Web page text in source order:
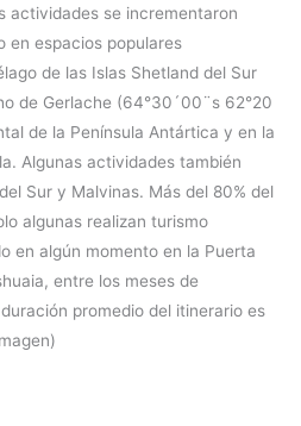
actividades se incrementaron
en espacios populares
de las Islas Shetland del Sur
de Gerlache (64°30´00¨s 62°20
de la Península Antártica y en la
Algunas actividades también
Sur y Malvinas. Más del 80% del
algunas realizan turismo
en algún momento en la Puerta
entre los meses de
promedio del itinerario es